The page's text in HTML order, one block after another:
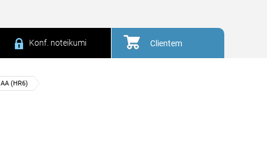
Konf. noteikumi Clientem
AA (HR6)